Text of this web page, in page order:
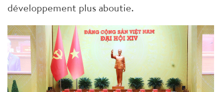
développement plus aboutie.